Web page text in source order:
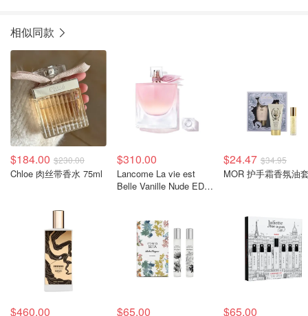
相似同款
$184.00 $230.00
Chloe 肉丝带香水 75ml
$310.00
Lancome La vie est
Belle Vanille Nude EDP
$24.47 $34.95
MOR 护手霜香氛油
$460.00 $65.00 $65.00